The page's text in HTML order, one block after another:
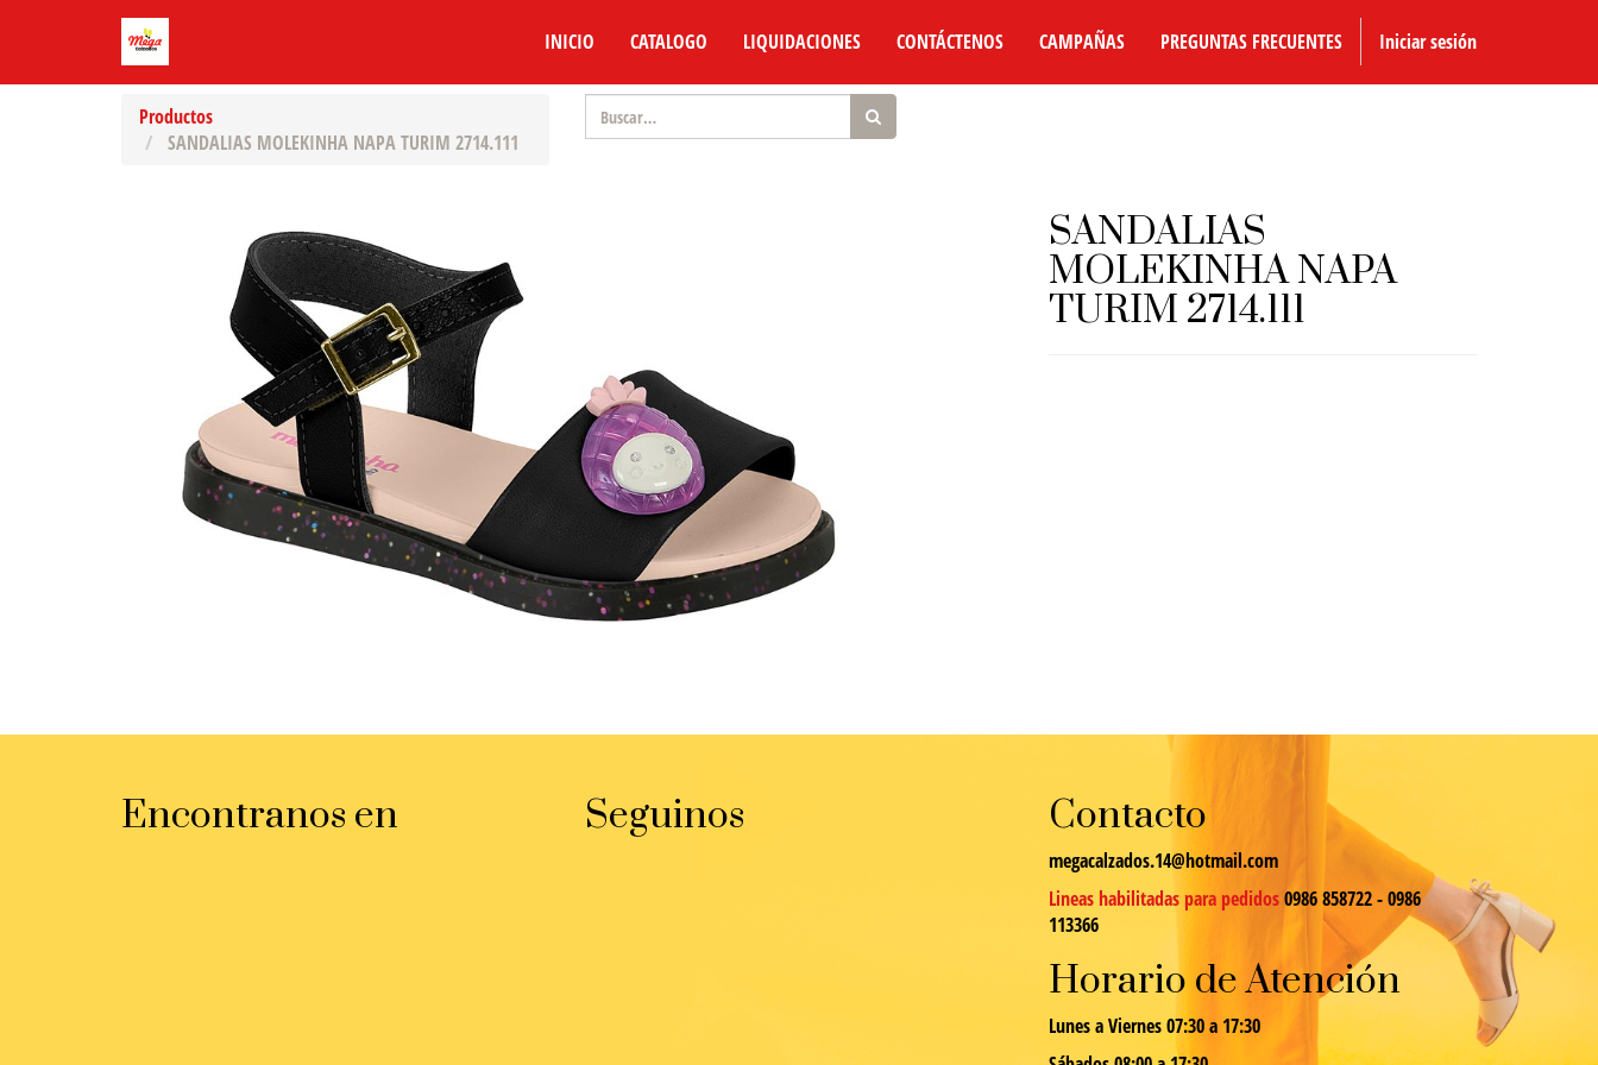
INICIO CATALOGO LIQUIDACIONES CONTÁCTENOS CAMPAÑAS PREGUNTAS FRECUENTES Iniciar sesión
Productos
SANDALIAS MOLEKINHA NAPA TURIM 2714.111
SANDALIAS
MOLEKINHA NAPA
TURIM 2714.111
Encontranos en Seguinos Contacto
megacalzados.14@hotmail.com
Lineas habilitadas para pedidos0986 858722 - 0986
113366
Horario de Atención
Lunes a Viernes 07:30 a 17:30